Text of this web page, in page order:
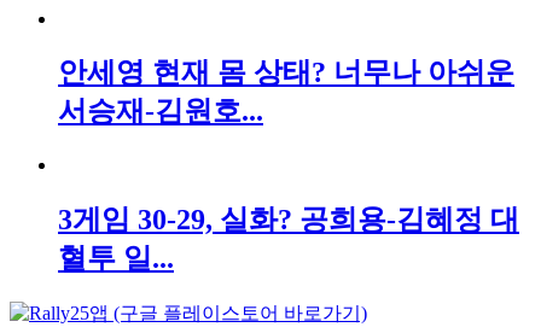
안세영 현재 몸 상태? 너무나 아쉬운
서승재-김원호...
3게임 30-29, 실화? 공희용-김혜정 대
혈투 일...